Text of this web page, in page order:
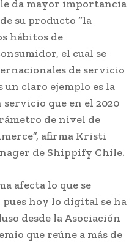
da mayor importancia
su producto “la
hábitos de
el cual se
de servicio
claro ejemplo es la
servicio que en el 2020
de nivel de
afirma Kristi
de Shippify Chile.
afecta lo que se
hoy lo digital se ha
desde la Asociación
que reúne a más de